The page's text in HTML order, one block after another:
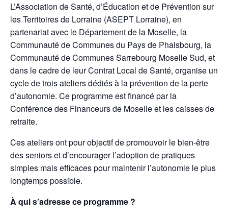
L’Association de Santé, d’Éducation et de Prévention sur
les Territoires de Lorraine (ASEPT Lorraine), en
partenariat avec le Département de la Moselle, la
Communauté de Communes du Pays de Phalsbourg, la
Communauté de Communes Sarrebourg Moselle Sud, et
dans le cadre de leur Contrat Local de Santé, organise un
cycle de trois ateliers dédiés à la prévention de la perte
d’autonomie. Ce programme est financé par la
Conférence des Financeurs de Moselle et les caisses de
retraite.
Ces ateliers ont pour objectif de promouvoir le bien-être
des seniors et d’encourager l’adoption de pratiques
simples mais efficaces pour maintenir l’autonomie le plus
longtemps possible.
À qui s’adresse ce programme ?